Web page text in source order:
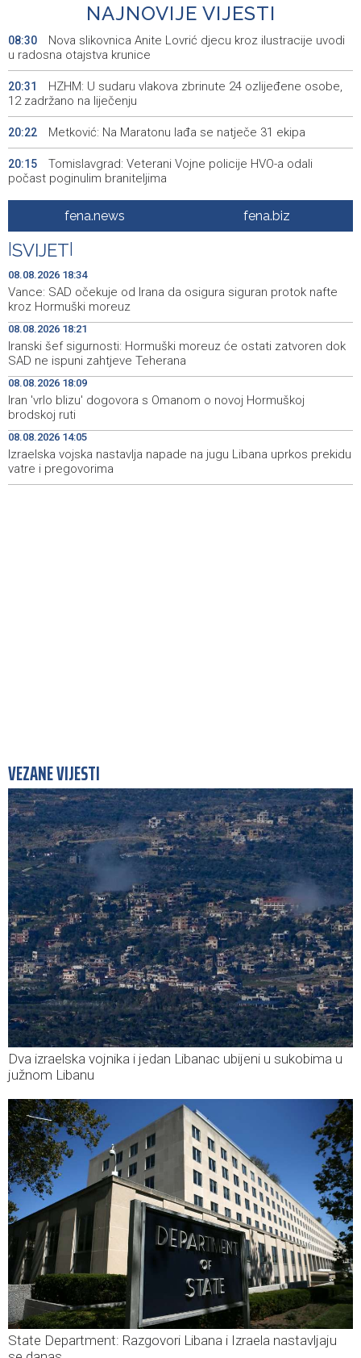
NAJNOVIJE VIJESTI
08:30
Nova slikovnica Anite Lovrić djecu kroz ilustracije uvodi
u radosna otajstva krunice
20:31
HZHM: U sudaru vlakova zbrinute 24 ozlijeđene osobe,
12 zadržano na liječenju
20:22 Metković: Na Maratonu lađa se natječe 31 ekipa
20:15
Tomislavgrad: Veterani Vojne policije HVO-a odali
počast poginulim braniteljima
Najave događaja za 9. 8. 2026. godine (nedjelja)
18:34
Vance: SAD očekuje od Irana da osigura siguran protok
nafte kroz Hormuški moreuz
18:21
Iranski šef sigurnosti: Hormuški moreuz će ostati
zatvoren dok SAD ne ispuni zahtjeve Teherana
18:09
Iran 'vrlo blizu' dogovora s Omanom o novoj Hormuškoj
brodskoj ruti
18:05
Koncertom Marije Šerifović večeras se zatvara
manifestacija 'Dani dijaspore Travnik 2026'
Kod mosta Brčko - Gunja pronađene kosti, vještaci
sudske medicine utvrđuju porijeklo
fena.news fena.biz
SVIJET
08.08.2026 18:34
Vance: SAD očekuje od Irana da osigura siguran protok nafte
kroz Hormuški moreuz
08.08.2026 18:21
Iranski šef sigurnosti: Hormuški moreuz će ostati zatvoren dok
SAD ne ispuni zahtjeve Teherana
08.08.2026 18:09
Iran 'vrlo blizu' dogovora s Omanom o novoj Hormuškoj
brodskoj ruti
08.08.2026 14:05
Izraelska vojska nastavlja napade na jugu Libana uprkos prekidu
vatre i pregovorima
VEZANE VIJESTI
Dva izraelska vojnika i jedan Libanac ubijeni u sukobima u
južnom Libanu
State Department: Razgovori Libana i Izraela nastavljaju